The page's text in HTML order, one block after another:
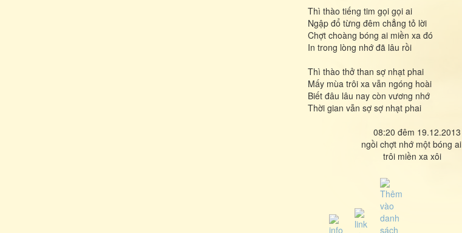
Thì thào tiếng tim gọi gọi ai
Ngập đổ từng đêm chẳng tỏ lời
Chợt choàng bóng ai miền xa đó
In trong lòng nhớ đã lâu rồi
Thì thào thở than sợ nhạt phai
Mấy mùa trôi xa vẫn ngóng hoài
Biết đâu lâu nay còn vương nhớ
Thời gian vẫn sợ sợ nhạt phai
08:20 đêm 19.12.2013
ngồi chợt nhớ một bóng ai
trôi miền xa xôi